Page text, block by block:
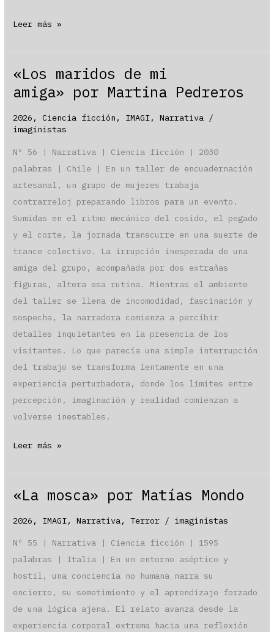
«La
Zúñiga
Trier
Leer más »
«Los maridos de mi
amiga» por Martina Pedreros
2026 ,Ciencia ficción , IMAGI,Narrativa /
imaginistas
Nº 56 | Narrativa | Ciencia ficción | 2030
palabras | Chile | En un taller de encuadernación
artesanal, un grupo de mujeres trabaja
contrarreloj preparando libros para un evento.
Sumidas en el ritmo mecánico del cosido, el pegado
y el corte, la jornada transcurre en una suerte de
trance colectivo. La irrupción inesperada de una
amiga del grupo, acompañada por dos extrañas
figuras, altera esa rutina. Mientras el ambiente
del taller se llena de incomodidad, fascinación y
sospecha, la narradora comienza a percibir
detalles inquietantes en la presencia de los
visitantes. Lo que parecía una simple interrupción
del trabajo se transforma lentamente en una
experiencia perturbadora, donde los límites entre
percepción, imaginación y realidad comienzan a
volverse inestables.
«Los
mi
Martina
Pedreros
Leer más »
«La mosca» por Matías Mondo
2026 , IMAGI,Narrativa,Terror / imaginistas
Nº 55 | Narrativa | Ciencia ficción | 1595
palabras | Italia | En un entorno aséptico y
hostil, una conciencia no humana narra su
encierro, su sometimiento y el aprendizaje forzado
de una lógica ajena. El relato avanza desde la
experiencia corporal extrema hacia una reflexión